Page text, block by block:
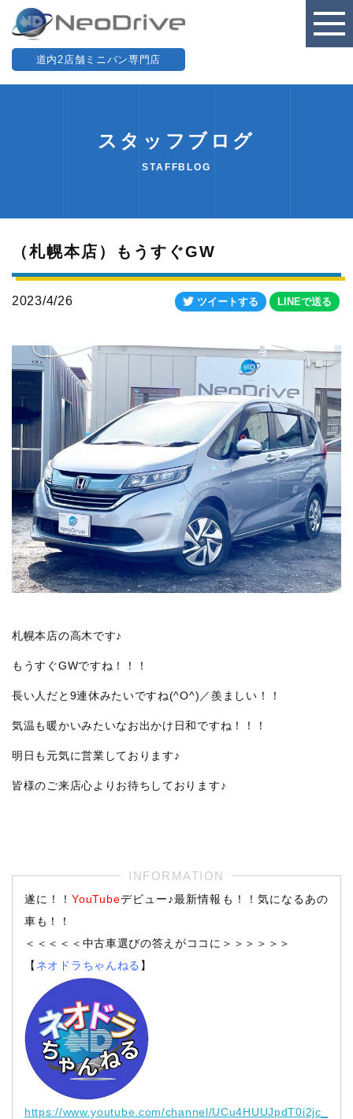
道内2店舗ミニバン専門店
スタッフブログ
STAFFBLOG
（札幌本店）もうすぐGW
2023/4/26 ツイートする LINEで送る
札幌本店の高木です♪
もうすぐGWですね！！！
長い人だと9連休みたいですね(^O^)／羨ましい！！
気温も暖かいみたいなお出かけ日和ですね！！！
明日も元気に営業しております♪
皆様のご来店心よりお待ちしております♪
遂に！！YouTubeデビュー♪最新情報も！！気になるあの
車も！！
＜＜＜＜＜中古車選びの答えがココに＞＞＞＞＞＞
【 ネオドラちゃんねる 】
https://www.youtube.com/channel/UCu4HUUJpdT0i2jc_